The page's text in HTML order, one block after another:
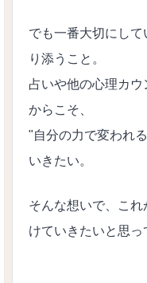
でも一番大切にし
り添うこと。
占いや他の心理カ
からこそ、
"自分の力で変われ
いきたい。
そんな想いで、こ
けていきたいと思っ